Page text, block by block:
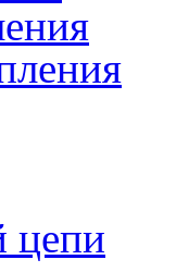
цепи